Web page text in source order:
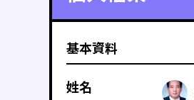
基本資料
姓名